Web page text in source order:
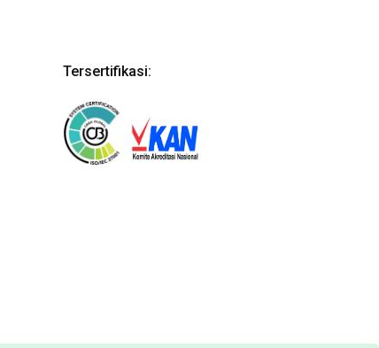
Tersertifikasi: